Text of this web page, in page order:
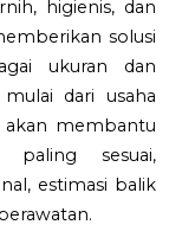
higienis, dan
solusi
ukuran dan
dari usaha
akan membantu
sesuai,
estimasi balik